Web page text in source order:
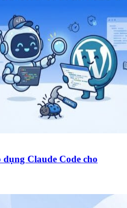
Claude Code cho